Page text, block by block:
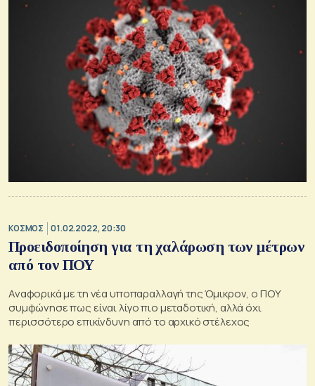
ΚΟΣΜΟΣ 01.02.2022, 20:30
Προειδοποίηση για τη χαλάρωση των μέτρων
από τον ΠΟΥ
Αναφορικά με τη νέα υποπαραλλαγή της Όμικρον, ο ΠΟΥ
συμφώνησε πως είναι λίγο πιο μεταδοτική, αλλά όχι
περισσότερο επικίνδυνη από το αρχικό στέλεχος